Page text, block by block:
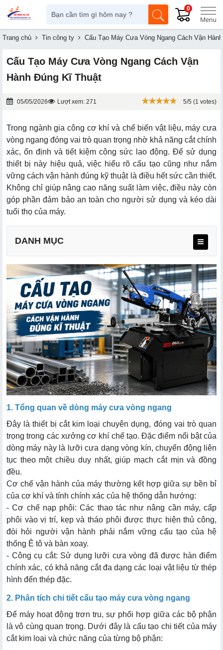
0
Trang chủ Tin công ty Cấu Tạo Máy Cưa Vòng Ngang Cách Vận
Cấu Tạo Máy Cưa Vòng Ngang Cách Vận
Hành Đúng Kĩ Thuật
05/05/2026 Lượt xem: 271 5/5 (1 votes)
Trong ngành gia công cơ khí và chế biến vật liệu, máy cưa
vòng ngang đóng vai trò quan trọng nhờ khả năng cắt chính
xác, ổn định và tiết kiệm công sức lao động. Để sử dụng
thiết bị này hiệu quả, việc hiểu rõ cấu tạo cũng như nắm
vững cách vận hành đúng kỹ thuật là điều hết sức cần thiết.
Không chỉ giúp nâng cao năng suất làm việc, điều này còn
góp phần đảm bảo an toàn cho người sử dụng và kéo dài
tuổi thọ của máy.
DANH MỤC
2.1. Hệ thống khung và truyền động chính
2.2. Hệ thống định vị và kẹp phôi
2.3. Hệ thống dẫn hướng và làm mát
3.1. Các nút chức năng chính trên bảng điều khiển
3.2. Điều chỉnh thông số cắt kỹ thuật
3.3. Hệ thống đèn báo tín hiệu
1. Tổng quan về dòng máy cưa vòng ngang
Đây là thiết bị cắt kim loại chuyên dụng, đóng vai trò quan
trọng trong các xưởng cơ khí chế tạo. Đặc điểm nổi bật của
dòng máy này là lưỡi cưa dạng vòng kín, chuyển động liên
tục theo một chiều duy nhất, giúp mạch cắt mịn và đồng
đều.
Cơ chế vận hành của máy thường kết hợp giữa sự bền bỉ
của cơ khí và tính chính xác của hệ thống dẫn hướng:
- Cơ chế nạp phôi: Các thao tác như nâng cần máy, cấp
phôi vào vị trí, kẹp và tháo phôi được thực hiện thủ công,
đòi hỏi người vận hành phải nắm vững cấu tạo của hệ
thống Ê tô và bàn xoay.
- Công cụ cắt: Sử dụng lưỡi cưa vòng đã được hàn điểm
chính xác, có khả năng cắt đa dạng các loại vật liệu từ thép
hình đến thép đặc.
2. Phân tích chi tiết cấu tạo máy cưa vòng ngang
Để máy hoạt động trơn tru, sự phối hợp giữa các bộ phận
là vô cùng quan trọng. Dưới đây là cấu tạo chi tiết của máy
cắt kim loại và chức năng của từng bộ phận: